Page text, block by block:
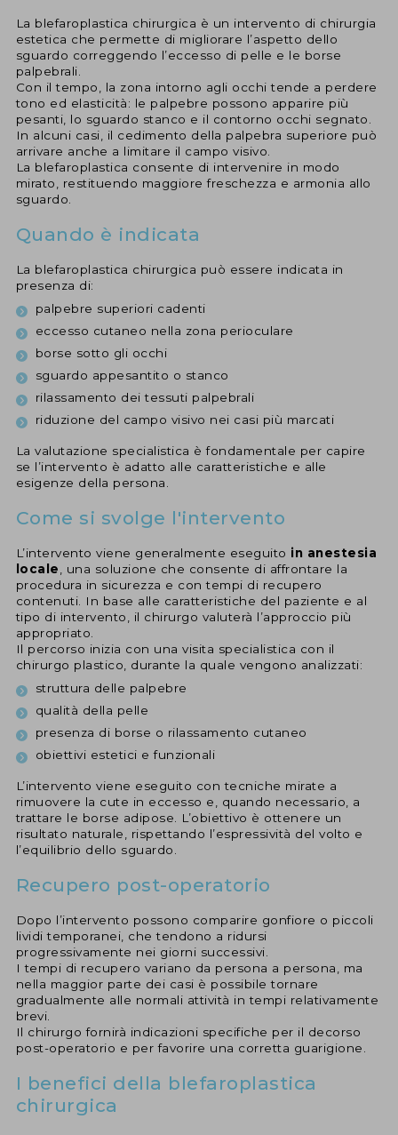
La blefaroplastica chirurgica è un intervento di chirurgia
estetica che permette di migliorare l’aspetto dello
sguardo correggendo l’eccesso di pelle e le borse
palpebrali.
Con il tempo, la zona intorno agli occhi tende a perdere
tono ed elasticità: le palpebre possono apparire più
pesanti, lo sguardo stanco e il contorno occhi segnato.
In alcuni casi, il cedimento della palpebra superiore può
arrivare anche a limitare il campo visivo.
La blefaroplastica consente di intervenire in modo
mirato, restituendo maggiore freschezza e armonia allo
sguardo.
Quando è indicata
La blefaroplastica chirurgica può essere indicata in
presenza di:
palpebre superiori cadenti
eccesso cutaneo nella zona perioculare
borse sotto gli occhi
sguardo appesantito o stanco
rilassamento dei tessuti palpebrali
riduzione del campo visivo nei casi più marcati
La valutazione specialistica è fondamentale per capire
se l’intervento è adatto alle caratteristiche e alle
esigenze della persona.
Come si svolge l'intervento
L’intervento viene generalmente eseguito in anestesia
locale
, una soluzione che consente di affrontare la
procedura in sicurezza e con tempi di recupero
contenuti. In base alle caratteristiche del paziente e al
tipo di intervento, il chirurgo valuterà l’approccio più
appropriato.
Il percorso inizia con una visita specialistica con il
chirurgo plastico, durante la quale vengono analizzati:
struttura delle palpebre
qualità della pelle
presenza di borse o rilassamento cutaneo
obiettivi estetici e funzionali
L’intervento viene eseguito con tecniche mirate a
rimuovere la cute in eccesso e, quando necessario, a
trattare le borse adipose. L’obiettivo è ottenere un
risultato naturale, rispettando l’espressività del volto e
l’equilibrio dello sguardo.
Recupero post-operatorio
Dopo l’intervento possono comparire gonfiore o piccoli
lividi temporanei, che tendono a ridursi
progressivamente nei giorni successivi.
I tempi di recupero variano da persona a persona, ma
nella maggior parte dei casi è possibile tornare
gradualmente alle normali attività in tempi relativamente
brevi.
Il chirurgo fornirà indicazioni specifiche per il decorso
post-operatorio e per favorire una corretta guarigione.
I benefici della blefaroplastica
chirurgica